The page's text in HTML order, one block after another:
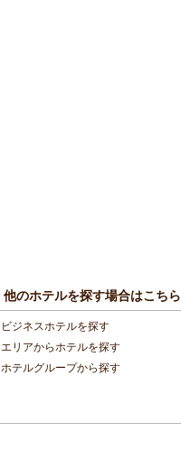
他のホテルを探す場合はこちら
ビジネスホテルを探す
エリアからホテルを探す
ホテルグループから探す